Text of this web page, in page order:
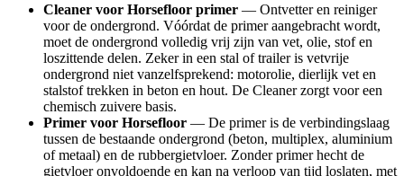
Cleaner voor Horsefloor primer — Ontvetter en reiniger
voor de ondergrond. Vóórdat de primer aangebracht wordt,
moet de ondergrond volledig vrij zijn van vet, olie, stof en
loszittende delen. Zeker in een stal of trailer is vetvrije
ondergrond niet vanzelfsprekend: motorolie, dierlijk vet en
stalstof trekken in beton en hout. De Cleaner zorgt voor een
chemisch zuivere basis.
Primer voor Horsefloor — De primer is de verbindingslaag
tussen de bestaande ondergrond (beton, multiplex, aluminium
of metaal) en de rubbergietvloer. Zonder primer hecht de
gietvloer onvoldoende en kan na verloop van tijd loslaten, met